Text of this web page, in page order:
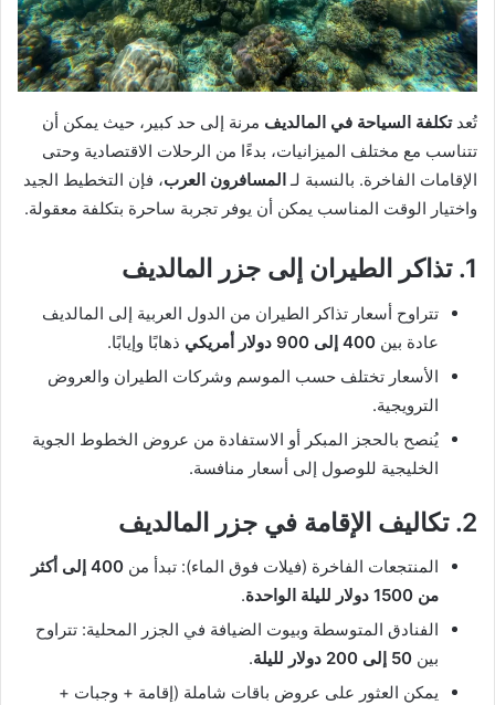
تُعدتكلفة السياحة في المالديف مرنة إلى حد كبير، حيث يمكن أن
تتناسب مع مختلف الميزانيات، بدءًا من الرحلات الاقتصادية وحتى
الإقامات الفاخرة. بالنسبة لـالمسافرون العرب، فإن التخطيط الجيد
واختيار الوقت المناسب يمكن أن يوفر تجربة ساحرة بتكلفة معقولة.
1. تذاكر الطيران إلى جزر المالديف
تتراوح أسعار تذاكر الطيران من الدول العربية إلى المالديف
عادة بين 400 إلى 900 دولار أمريكي
ذهابًا وإيابًا.
الأسعار تختلف حسب الموسم وشركات الطيران والعروض
الترويجية.
يُنصح بالحجز المبكر أو الاستفادة من عروض الخطوط الجوية
الخليجية للوصول إلى أسعار منافسة.
2. تكاليف الإقامة في جزر المالديف
المنتجعات الفاخرة (فيلات فوق الماء): تبدأ من
400 إلى أكثر
من 1500 دولار لليلة الواحدة
.
الفنادق المتوسطة وبيوت الضيافة في الجزر المحلية: تتراوح
بين 50 إلى 200 دولار لليلة
.
يمكن العثور على عروض باقات شاملة (إقامة + وجبات +